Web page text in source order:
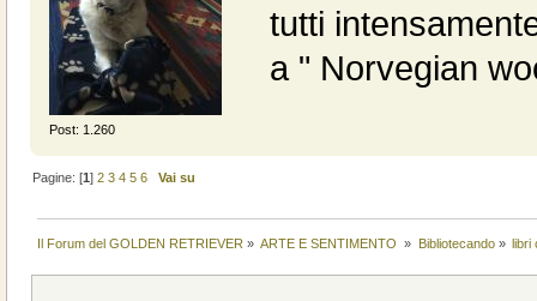
Post: 1.260
tutti
a " Norvegian
Pagine: [1]2 3 4 5 6 Vai su
Il Forum del GOLDEN RETRIEVER » ARTE E SENTIMENTO » Bibliotecando» libri